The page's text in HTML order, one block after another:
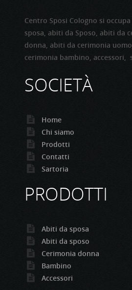
Centro Sposi Cologno si
sposa, abiti da Sposo, abiti da
donna, abiti da cerimonia
cerimonia bambino, accessori,
SOCIETÀ
Home
Chi siamo
Prodotti
Contatti
Sartoria
PRODOTTI
Abiti da sposa
Abiti da sposo
Cerimonia donna
Bambino
Accessori